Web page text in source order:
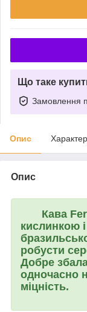
Що таке
Замовлення
Опис
Опис
Кава
кислинкою
робусти
Добре
одночасно
міцність.